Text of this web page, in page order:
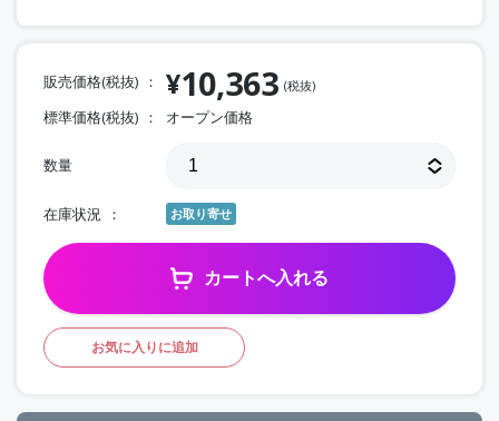
販売価格(税抜) ¥10,363 (税抜)
標準価格(税抜) オープン価格
数量
在庫状況 お取り寄せ
カートへ入れる
お気に入りに追加